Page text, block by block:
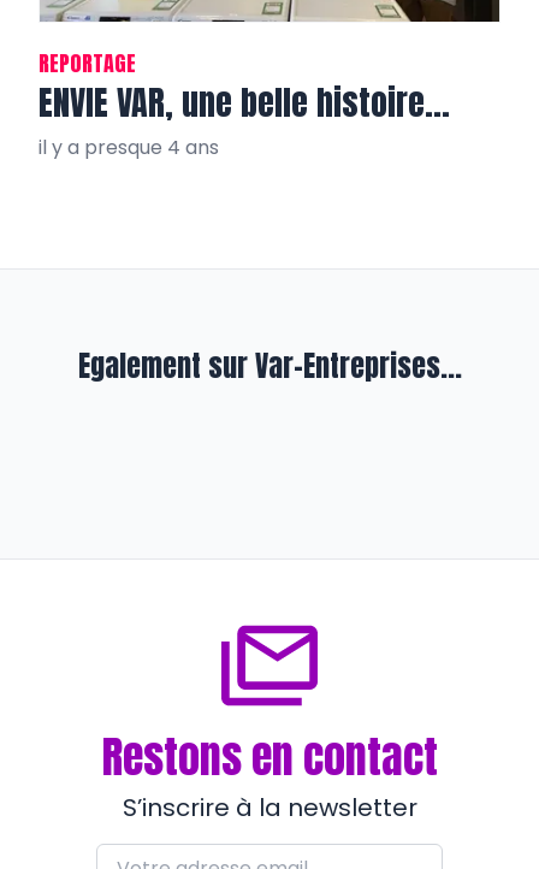
REPORTAGE
ENVIE VAR, une belle histoire…
il y a presque 4 ans
Egalement sur Var-Entreprises...
Restons en contact
S’inscrire à la newsletter